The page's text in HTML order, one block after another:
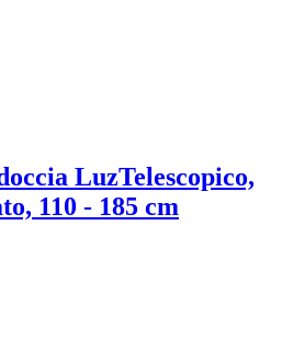
LuzTelescopico,
110 - 185 cm